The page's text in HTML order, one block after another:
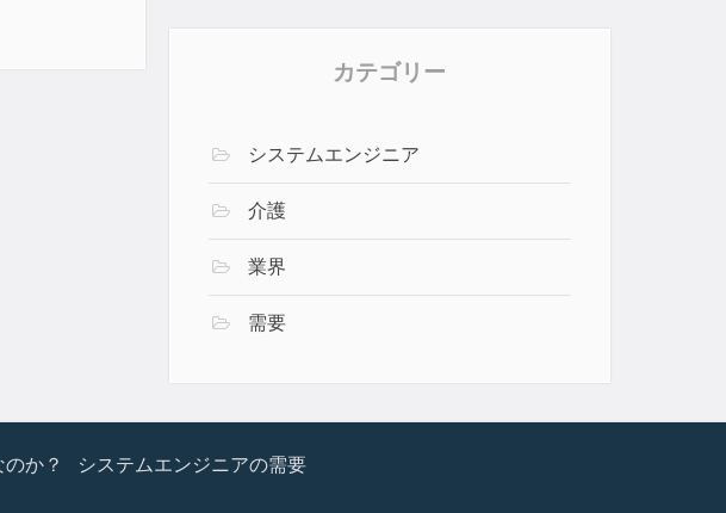
カテゴリー
システムエンジニア
介護
業界
需要
か？
システムエンジニアの需要